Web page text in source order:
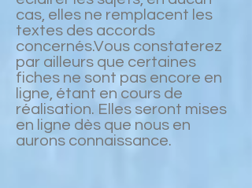
cas, elles ne remplacent les
textes des accords
concernés.Vous constaterez
par ailleurs que certaines
fiches ne sont pas encore en
ligne, étant en cours de
réalisation. Elles seront mises
en ligne dès que nous en
aurons connaissance.